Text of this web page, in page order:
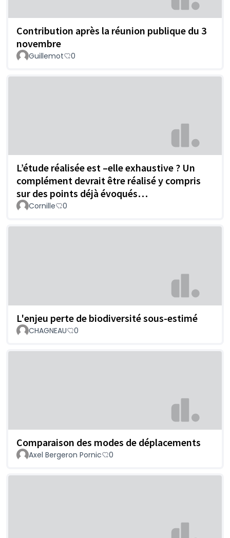
Contribution après la réunion publique du 3
novembre
Guillemot 0
L’étude réalisée est –elle exhaustive ? Un
complément devrait être réalisé y compris
sur des points déjà évoqués…
Cornille 0
L'enjeu perte de biodiversité sous-estimé
CHAGNEAU 0
Comparaison des modes de déplacements
Axel Bergeron Pornic 0